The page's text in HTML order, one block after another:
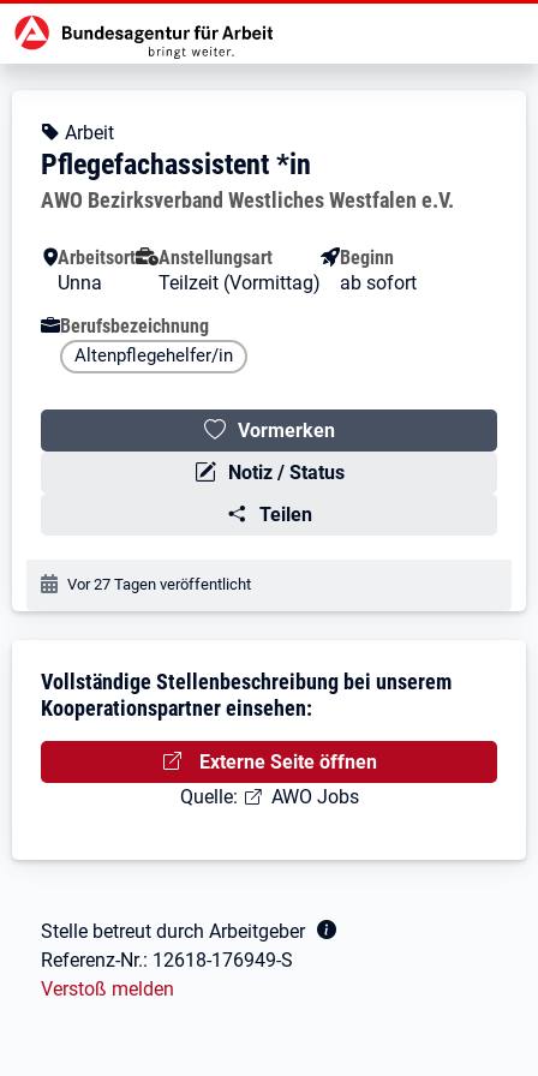
Zur Jobsuche Startseite
Stellendetails zu:
Pflegefachassistent *in
Pflegefachassistent *in
Kopfbereich
Angebotsart:
Arbeit
Pflegefachassistent *in
Arbeitgeber:
AWO Bezirksverband Westliches Westfalen e.V.
Besondere Merkmale
Arbeitsort
Unna
Anstellungsart
Teilzeit (Vormittag)
Beginn
ab sofort
Berufsbezeichnung
Altenpflegehelfer/in
Vormerken
Notiz / Status
Teilen
Veröffentlichungsdatum:
Vor 27 Tagen veröffentlicht
Stellenbeschreibung
Vollständige Stellenbeschreibung bei unserem
Kooperationspartner einsehen:
Externe Seite öffnen
Quelle:
AWO Jobs
Fußbereich
Stelle betreut durch Arbeitgeber
Referenz-Nr.: 12618-176949-S
Verstoß melden